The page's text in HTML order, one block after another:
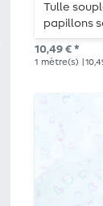
Tulle
papillons
10,49 € *
1 mètre(s) |